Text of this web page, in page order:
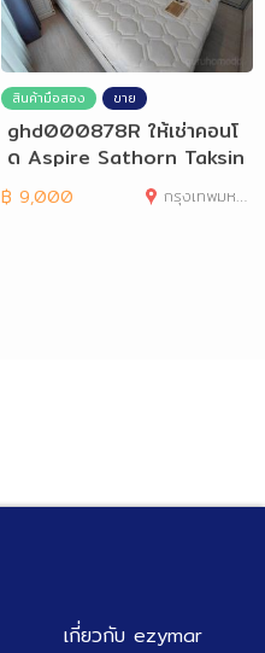
สินค้ามือสอง ขาย
ghd000878R ให้เช่าคอนโ
ด Aspire Sathorn Taksin
Timber Zone
฿ 9,000 กรุงเทพมหานคร
เกี่ยวกับ ezymar